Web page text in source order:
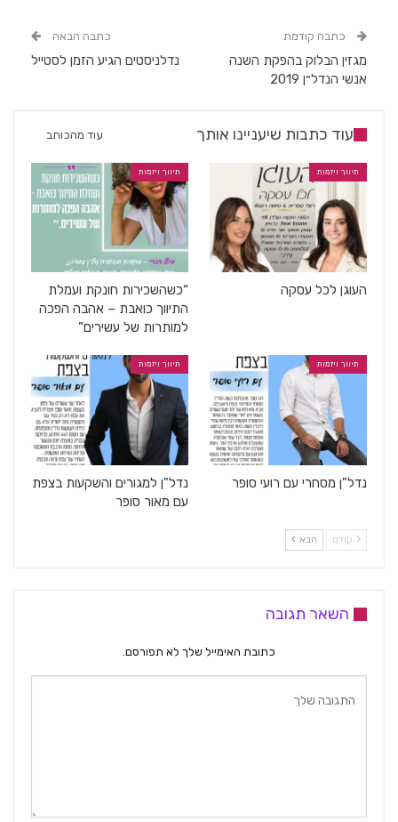
כתבה קודמת
מגזין הבלוק בהפקת השנה
אנשי הנדל״ן 2019
כתבה הבאה
נדלניסטים הגיע הזמן לסטייל
עוד כתבות שיעניינו אותך עוד מהכותב
תיווך ויזמות
העוגן לכל עסקה
תיווך ויזמות
“כשהשכירות חונקת ועמלת
התיווך כואבת – אהבה הפכה
למותרות של עשירים”
תיווך ויזמות
נדל"ן מסחרי עם רועי סופר
תיווך ויזמות
נדל"ן למגורים והשקעות בצפת
עם מאור סופר
קודם הבא
השאר תגובה
כתובת האימייל שלך לא תפורסם.